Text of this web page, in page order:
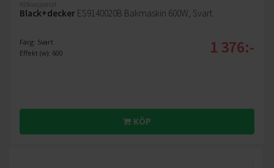
Köksapparat
Black+decker ES9140020B Bakmaskin 600W, Svart
Färg: Svart
Effekt (w): 600
1 376:-
KÖP